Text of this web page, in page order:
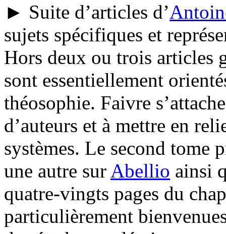
► Suite d’articles d’
sujets spécifiques et
Hors deux ou trois articles
sont essentiellement
théosophie. Faivre
d’auteurs et à mettre en
systèmes. Le second tome
une autre sur Abellio ainsi
quatre-vingts pages du
particulièrement